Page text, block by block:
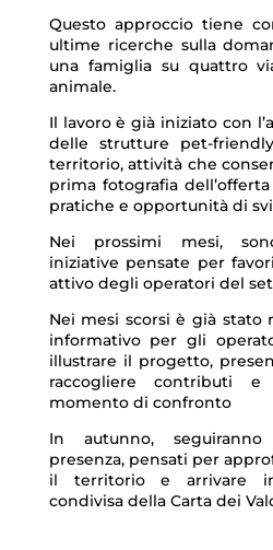
Questo approccio tiene
ultime ricerche sulla
una famiglia su quattro
animale.
Il lavoro è già iniziato con
delle strutture pet-
territorio, attività che
prima fotografia
pratiche e opportunità di
Nei prossimi mesi,
iniziative pensate per
attivo degli operatori del
Nei mesi scorsi è già stato
informativo per gli
illustrare il progetto,
raccogliere contributi
momento di confronto
In autunno,
presenza, pensati per
il territorio e arrivare
condivisa della Carta dei